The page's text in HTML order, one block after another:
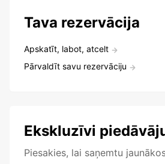
Tava rezervācija
Apskatīt, labot, atcelt
Pārvaldīt savu rezervāciju
Ekskluzīvi
Piesakies, lai saņemtu